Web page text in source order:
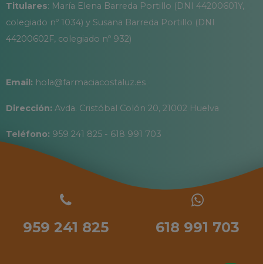
Titulares: María Elena Barreda Portillo (DNI 44200601Y,
colegiado nº 1034) y Susana Barreda Portillo (DNI
44200602F, colegiado nº 932)
Email: hola@farmaciacostaluz.es
Dirección: Avda. Cristóbal Colón 20, 21002 Huelva
Teléfono: 959 241 825 - 618 991 703
959 241 825 618 991 703